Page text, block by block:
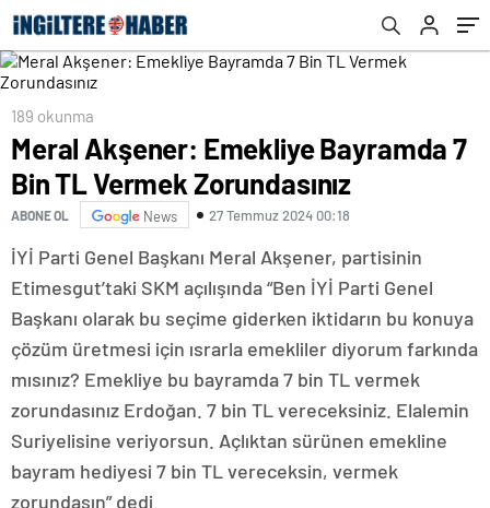
189 okunma
Meral Akşener: Emekliye Bayramda 7
Bin TL Vermek Zorundasınız
ABONE OL News 27 Temmuz 2024 00:18
İYİ Parti Genel Başkanı Meral Akşener, partisinin
Etimesgut’taki SKM açılışında “Ben İYİ Parti Genel
Başkanı olarak bu seçime giderken iktidarın bu konuya
çözüm üretmesi için ısrarla emekliler diyorum farkında
mısınız? Emekliye bu bayramda 7 bin TL vermek
zorundasınız Erdoğan. 7 bin TL vereceksiniz. Elalemin
Suriyelisine veriyorsun. Açlıktan sürünen emekline
bayram hediyesi 7 bin TL vereceksin, vermek
zorundasın” dedi.
gidereceğiz